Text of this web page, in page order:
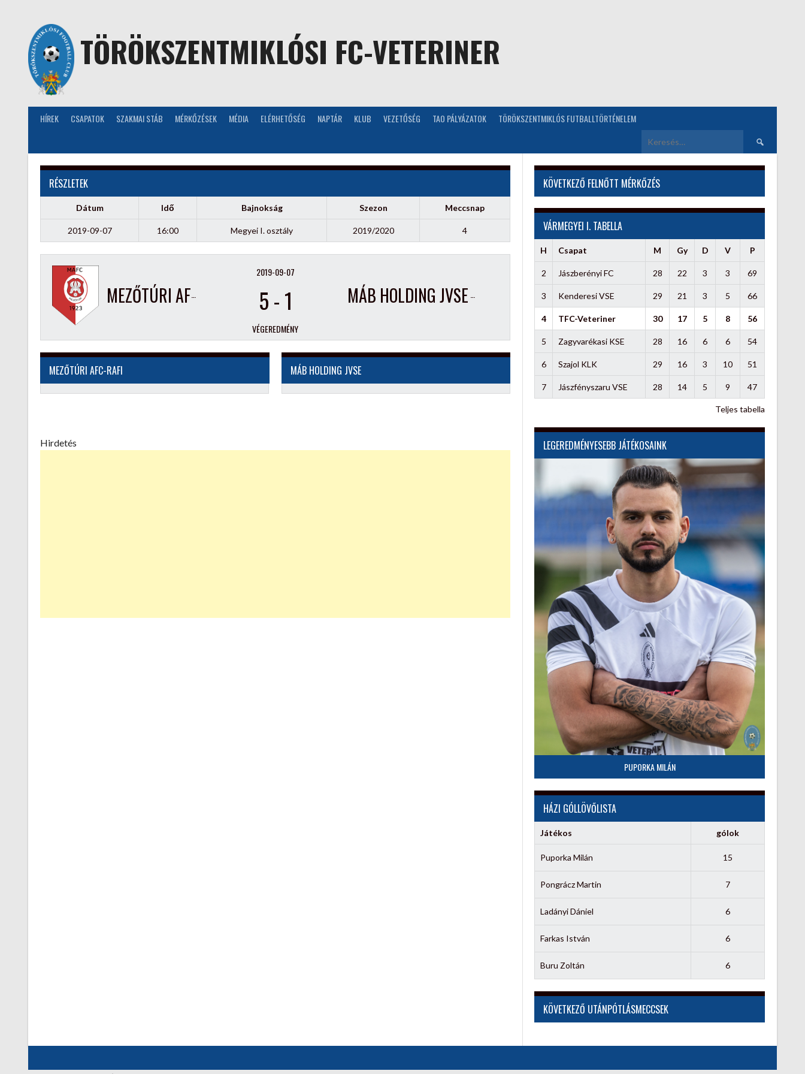
TÖRÖKSZENTMIKLÓSI FC-VETERINER
HÍREK CSAPATOK SZAKMAI STÁB MÉRKŐZÉSEK MÉDIA ELÉRHETŐSÉG NAPTÁR KLUB VEZETŐSÉG TAO PÁLYÁZATOK TÖRÖKSZENTMIKLÓS FUTBALLTÖRTÉNELEM
Keresés:
RÉSZLETEK
Dátum Idő Bajnokság Szezon Meccsnap
2019-09-07 16:00 Megyei I. osztály 2019/2020 4
MEZŐTÚRI AFC-RAFI MÁB HOLDING JVSE
2019-09-07
5-1
VÉGEREDMÉNY
MEZŐTÚRI AFC-RAFI MÁB HOLDING JVSE
Hirdetés
KÖVETKEZŐ FELNŐTT MÉRKŐZÉS
VÁRMEGYEI I. TABELLA
H Csapat M Gy D V P
2 Jászberényi FC 28 22 3 3 69
3 Kenderesi VSE 29 21 3 5 66
4 TFC-Veteriner 30 17 5 8 56
5 Zagyvarékasi KSE 28 16 6 6 54
6 Szajol KLK 29 16 3 10 51
7 Jászfényszaru VSE 28 14 5 9 47
Teljes tabella
LEGEREDMÉNYESEBB JÁTÉKOSAINK
PUPORKA MILÁN
HÁZI GÓLLÖVŐLISTA
Játékos gólok
Puporka Milán 15
Pongrácz Martin 7
Ladányi Dániel 6
Farkas István 6
Buru Zoltán 6
KÖVETKEZŐ UTÁNPÓTLÁSMECCSEK